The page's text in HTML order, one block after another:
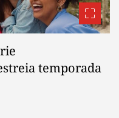
temporada